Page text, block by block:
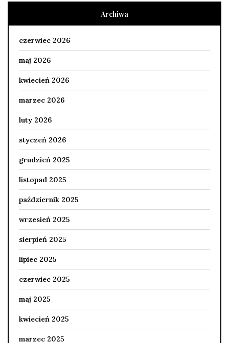
Archiwa
czerwiec 2026
maj 2026
kwiecień 2026
marzec 2026
luty 2026
styczeń 2026
grudzień 2025
listopad 2025
październik 2025
wrzesień 2025
sierpień 2025
lipiec 2025
czerwiec 2025
maj 2025
kwiecień 2025
marzec 2025